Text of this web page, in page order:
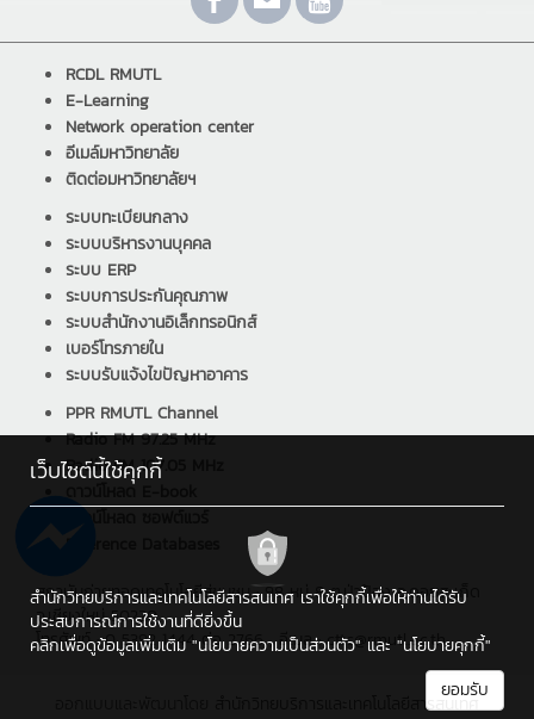
RCDL RMUTL
E-Learning
Network operation center
อีเมล์มหาวิทยาลัย
ติดต่อมหาวิทยาลัยฯ
ระบบทะเบียนกลาง
ระบบบริหารงานบุคคล
ระบบ ERP
ระบบการประกันคุณภาพ
ระบบสำนักงานอิเล็กทรอนิกส์
เบอร์โทรภายใน
ระบบรับแจ้งไขปัญหาอาคาร
PPR RMUTL Channel
Radio FM 97.25 MHz
Radio FM 107.05 MHz
ดาวน์โหลด E-book
ดาวน์โหลด ซอฟต์แวร์
Reference Databases
สถาบันถ่ายทอดเทคโนโลยีสู่ชุมชน : 98 หมู่ 8 ต.ป่าป้อง อ.ดอยสะเก็ด
จ.เชียงใหม่ 50220
โทรศัพท์ : 0 5392 1444 ต่อ 2766 , อีเมล : cttc@rmutl.ac.th
เว็บไซต์นี้ใช้คุกกี้
สำนักวิทยบริการและเทคโนโลยีสารสนเทศ เราใช้คุกกี้เพื่อให้ท่านได้รับ
ประสบการณ์การใช้งานที่ดียิ่งขึ้น
คลิกเพื่อดูข้อมูลเพิ่มเติม "นโยบายความเป็นส่วนตัว" และ "นโยบายคุกกี้"
ยอมรับ
สำนักวิทยบริการและเทคโนโลยีสารสนเทศ